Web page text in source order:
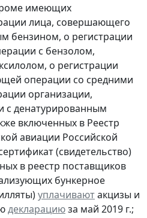
имеющих
лица, совершающего
бензином, о регистрации
с бензолом,
о регистрации
операции со средними
организации,
денатурированным
включенных в Реестр
авиации Российской
(свидетельство)
в реестр поставщиков
бункерное
уплачиваютакцизы и
декларациюза май 2019 г.;